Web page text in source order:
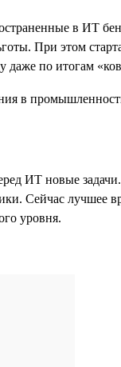
в ИТ
При этом
по итогам
ИТ новые
Сейчас лучшее
уровня.